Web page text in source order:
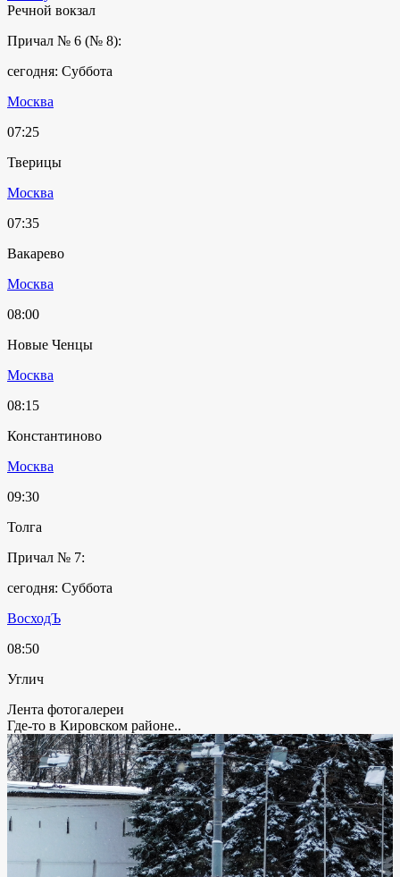
Речной вокзал
Причал № 6 (№ 8):
сегодня: Суббота
Москва
07:25
Тверицы
Москва
07:35
Вакарево
Москва
08:00
Новые Ченцы
Москва
08:15
Константиново
Москва
09:30
Толга
Причал № 7:
сегодня: Суббота
ВосходЪ
08:50
Углич
Лента фотогалереи
Где-то в Кировском районе..